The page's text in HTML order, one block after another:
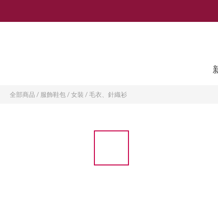
全部商品 / 服飾鞋包/女裝 /毛衣、針織衫